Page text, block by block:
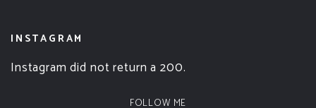
INSTAGRAM
Instagram did not return a 200.
FOLLOW ME